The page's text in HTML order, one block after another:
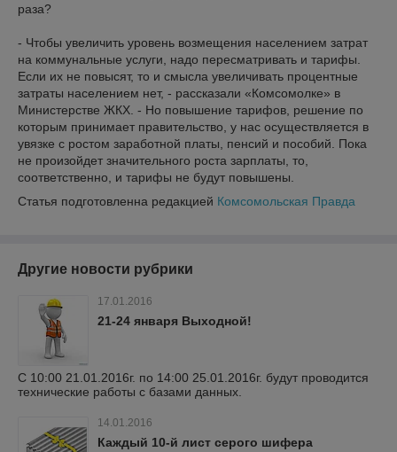
раза?
- Чтобы увеличить уровень возмещения населением затрат
на коммунальные услуги, надо пересматривать и тарифы.
Если их не повысят, то и смысла увеличивать процентные
затраты населением нет, - рассказали «Комсомолке» в
Министерстве ЖКХ. - Но повышение тарифов, решение по
которым принимает правительство, у нас осуществляется в
увязке с ростом заработной платы, пенсий и пособий. Пока
не произойдет значительного роста зарплаты, то,
соответственно, и тарифы не будут повышены.
Статья подготовленна редакцией Комсомольская Правда
Другие новости рубрики
17.01.2016
21-24 января Выходной!
С 10:00 21.01.2016г. по 14:00 25.01.2016г. будут проводится
технические работы с базами данных.
14.01.2016
Каждый 10-й лист серого шифера